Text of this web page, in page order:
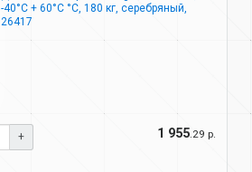
-40°C + 60°C °C, 180 кг, серебряный,
26417
+ 1 955 .29 р.